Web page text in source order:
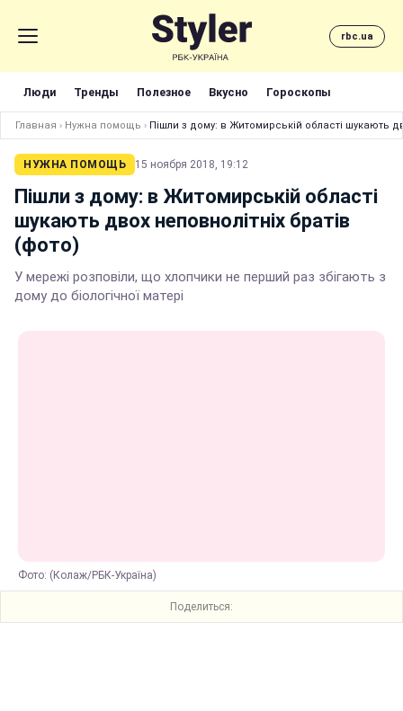
rbc.ua
Люди Тренды Полезное Вкусно Гороскопы
Главная › Нужна помощь › Пішли з дому: в Житомирській області шукають
НУЖНА ПОМОЩЬ 15 ноября 2018, 19:12
Пішли з дому: в Житомирській області
шукають двох неповнолітніх братів
(фото)
У мережі розповіли, що хлопчики не перший раз збігають з
дому до біологічної матері
Фото: (Колаж/РБК-Україна)
Поделиться: